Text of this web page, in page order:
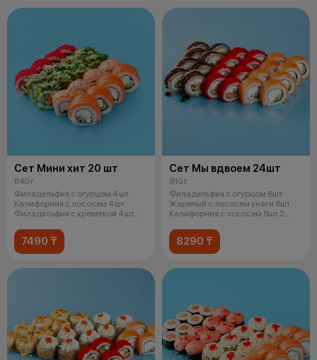
Сет Мини хит 20 шт
640 г
Филадельфия с огурцом 4 шт
Калифорния с лососем 4 шт
Филадельфия с креветкой 4 шт
7490 ₸
Сет Мы вдвоем 24шт
810 г
Филадельфия с огурцом 8шт
Жареный с лососем унаги 8шт
Калифорния с лососем 8шт 2
8290 ₸